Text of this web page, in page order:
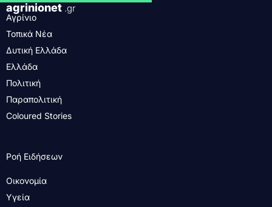
agrinionet .gr
Αγρίνιο
Τοπικά Νέα
Δυτική Ελλάδα
Ελλάδα
Πολιτική
Παραπολιτική
Coloured Stories
Ροή Ειδήσεων
Οικονομία
Υγεία